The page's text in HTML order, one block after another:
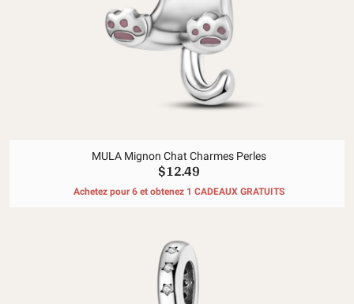
MULA Mignon Chat Charmes Perles
$12.49
Achetez pour 6 et obtenez 1 CADEAUX GRATUITS